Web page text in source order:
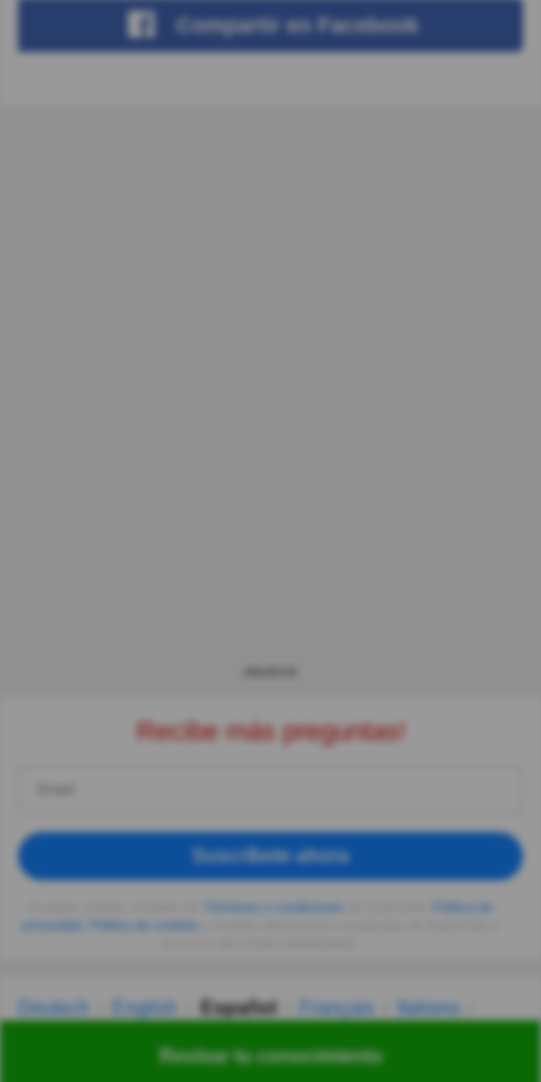
Revisar tu conocimiento
Compartir en Facebook
Recibe más preguntas!
Suscríbete ahora
privacidad
Deutsch English Español Français
Italiano
Українська हिन्दी 한국어 汉语